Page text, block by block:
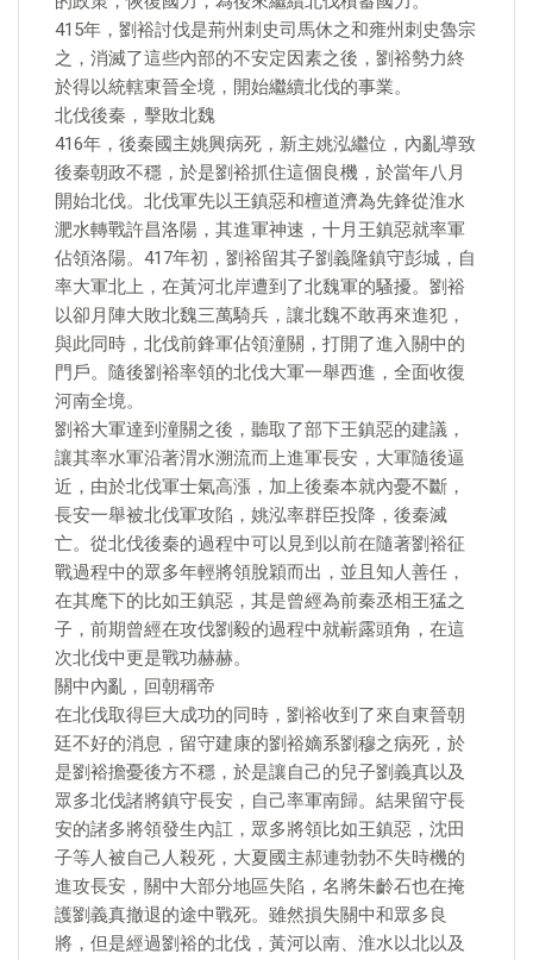
415年，劉裕討伐是荊州刺史司馬休之和雍州刺史魯宗
之，消滅了這些內部的不安定因素之後，劉裕勢力終
於得以統轄東晉全境，開始繼續北伐的事業。
北伐後秦，擊敗北魏
416年，後秦國主姚興病死，新主姚泓繼位，內亂導致
後秦朝政不穩，於是劉裕抓住這個良機，於當年八月
開始北伐。北伐軍先以王鎮惡和檀道濟為先鋒從淮水
淝水轉戰許昌洛陽，其進軍神速，十月王鎮惡就率軍
佔領洛陽。417年初，劉裕留其子劉義隆鎮守彭城，自
率大軍北上，在黃河北岸遭到了北魏軍的騷擾。劉裕
以卻月陣大敗北魏三萬騎兵，讓北魏不敢再來進犯，
與此同時，北伐前鋒軍佔領潼關，打開了進入關中的
門戶。隨後劉裕率領的北伐大軍一舉西進，全面收復
河南全境。
劉裕大軍達到潼關之後，聽取了部下王鎮惡的建議，
讓其率水軍沿著渭水溯流而上進軍長安，大軍隨後逼
近，由於北伐軍士氣高漲，加上後秦本就內憂不斷，
長安一舉被北伐軍攻陷，姚泓率群臣投降，後秦滅
亡。從北伐後秦的過程中可以見到以前在隨著劉裕征
戰過程中的眾多年輕將領脫穎而出，並且知人善任，
在其麾下的比如王鎮惡，其是曾經為前秦丞相王猛之
子，前期曾經在攻伐劉毅的過程中就嶄露頭角，在這
次北伐中更是戰功赫赫。
關中內亂，回朝稱帝
在北伐取得巨大成功的同時，劉裕收到了來自東晉朝
廷不好的消息，留守建康的劉裕嫡系劉穆之病死，於
是劉裕擔憂後方不穩，於是讓自己的兒子劉義真以及
眾多北伐諸將鎮守長安，自己率軍南歸。結果留守長
安的諸多將領發生內訌，眾多將領比如王鎮惡，沈田
子等人被自己人殺死，大夏國主郝連勃勃不失時機的
進攻長安，關中大部分地區失陷，名將朱齡石也在掩
護劉義真撤退的途中戰死。雖然損失關中和眾多良
將，但是經過劉裕的北伐，黃河以南、淮水以北以及